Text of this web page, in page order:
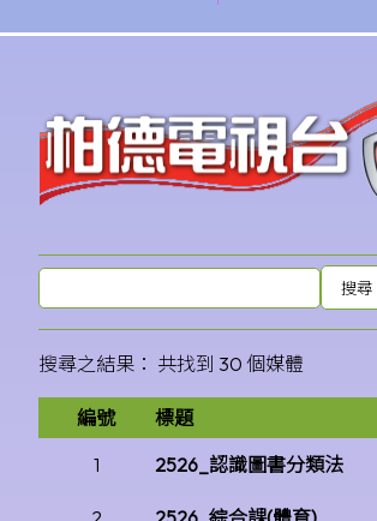
搜尋之結果： 共找到 30 個媒體
編號 標題
1
2526_認識圖書分類法